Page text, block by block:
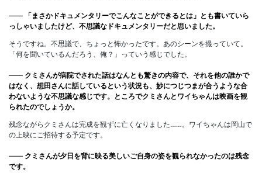
――
「まさかドキュメンタリーでこんなことができるとは」とも書いていら
っしゃいましたけど、不思議なドキュメンタリーだと思いました。
そうですね。不思議で、ちょっと怖かったです。あのシーンを撮っていて。
「何を聞いているんだろう、俺？」っていう感じでした。
―― クミさんが病院でされた話はなんとも驚きの内容で、それを他の誰かで
はなく、想田さんに話しているという状況も、妙につじつまが合うような合
わないような不思議な感じです。ところでクミさんとワイちゃんは映画を観
られたのでしょうか。
残念ながらクミさんは完成を観ずに亡くなりました……。ワイちゃんは岡山で
の上映にご招待する予定です。
―― クミさんが夕日を背に映る美しいご自身の姿を観られなかったのは残念
です。